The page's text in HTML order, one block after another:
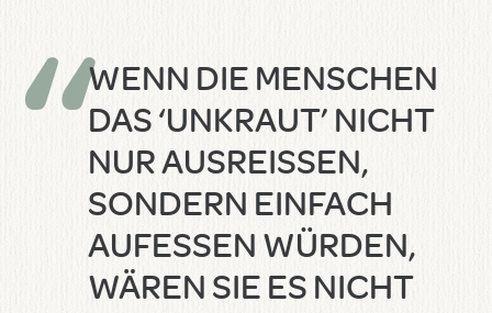
WENN DIE MENSCHEN
DAS ‘UNKRAUT’ NICHT
NUR AUSREISSEN, S
ONDERN EINFACH A
UFESSEN WÜRDEN, W
ÄREN SIE ES NICHT N